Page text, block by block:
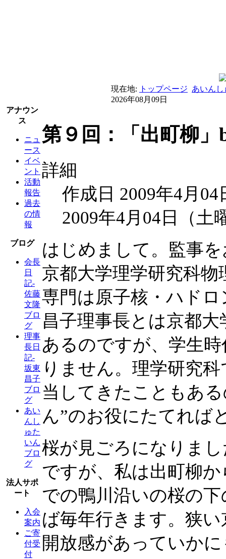
現在地: トップページ あいん
2026年08月09日
アナウン
ス
ニュ
ース
イベ
ント
活動
報告
過去
の情
報
ブログ
会長
日
記-
佐藤
文隆
ブロ
グ
理事
長日
記-
坂東
昌子
ブロ
グ
あい
んし
ゅた
いん
ブロ
グ
法人サポ
ート
入会
案内
ご寄
付受
付
第９回：「出町柳」
詳細
作成日 2009年4月
2009年4月04日（土
はじめまして。監事
京都大学理学研究科
専門は原子核・ハド
昌子理事長とは京都
あるのですが、学生
りません。理学研究
当してきたこともあ
ん”のお役にたてれば
桜が見ごろになりま
ですが、私は出町柳
での鴨川沿いの桜の
ば毎年行きます。狭
開放感があっていか